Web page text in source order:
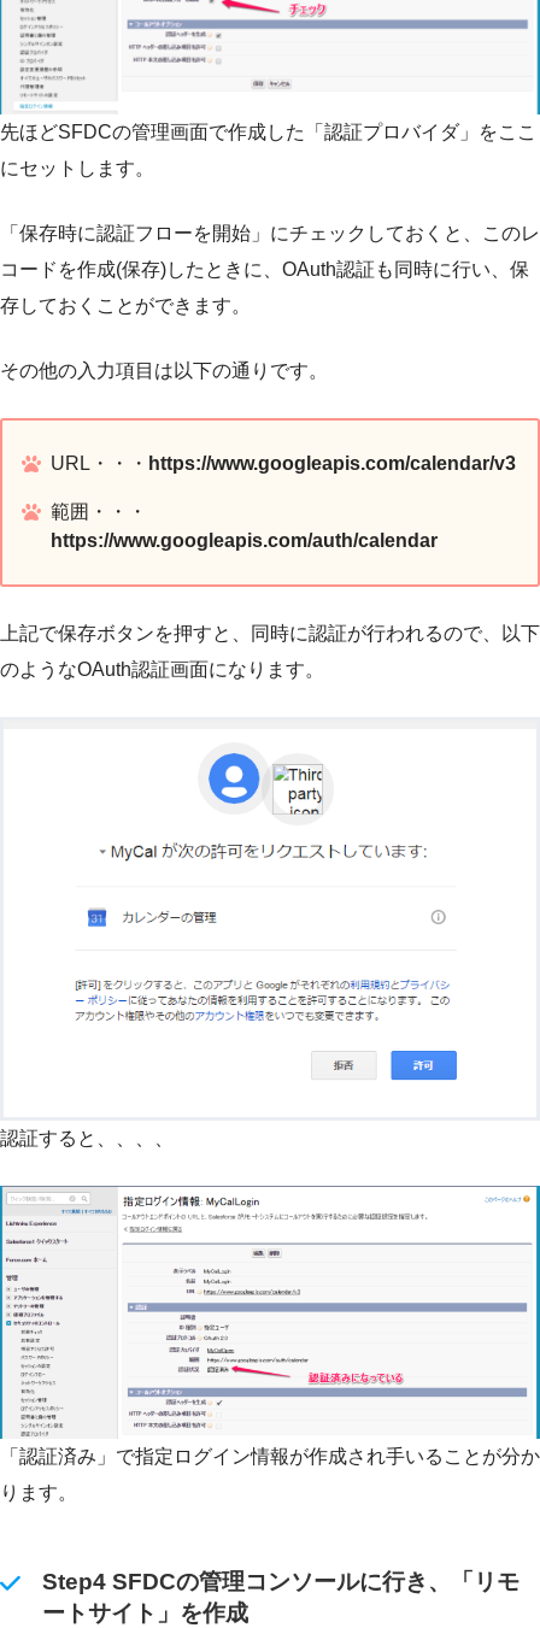
先ほどSFDCの管理画面で作成した「認証プロバイダ」をここ
にセットします。
「保存時に認証フローを開始」にチェックしておくと、このレ
コードを作成(保存)したときに、OAuth認証も同時に行い、保
存しておくことができます。
その他の入力項目は以下の通りです。
URL・・・ https://www.googleapis.com/calendar/v3
範囲・・・
https://www.googleapis.com/auth/calendar
上記で保存ボタンを押すと、同時に認証が行われるので、以下
のようなOAuth認証画面になります。
認証すると、、、、
「認証済み」で指定ログイン情報が作成され手いることが分か
ります。
Step4 SFDCの管理コンソールに行き、「リモ
ートサイト」を作成